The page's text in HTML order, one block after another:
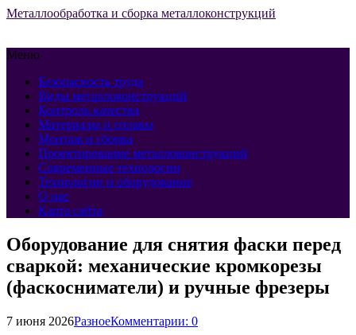
Металлообработка и сборка металлоконструкций
Меню
Безопасность труда
Виды металлоконструкций
Контроль качества
Материалы и сплавы
Монтаж и сборка
Проектирование металлоконструкций
Современные технологии
Технологии и оборудование
О нас
Карта сайта
Оборудование для снятия фаски перед
сваркой: механические кромкорезы
(фаскосниматели) и ручные фрезеры
7 июня 2026РазноеКомментарии: 0